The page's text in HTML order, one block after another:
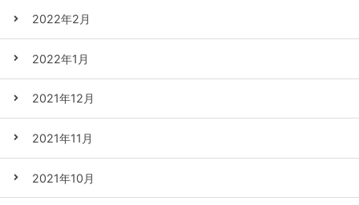
2022年2月
2022年1月
2021年12月
2021年11月
2021年10月